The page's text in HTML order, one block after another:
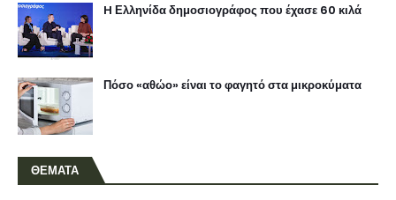
H Ελληνίδα δημοσιογράφος που έχασε 60 κιλά
Πόσο «αθώο» είναι το φαγητό στα μικροκύματα
ΘΕΜΑΤΑ